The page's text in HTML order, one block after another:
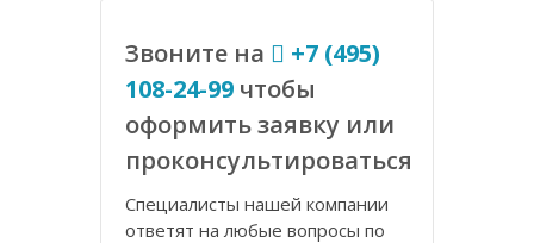
Звоните на
+7 (495)
108-24-99 чтобы
оформить заявку или
проконсультироваться
Специалисты нашей компании
ответят на любые вопросы по